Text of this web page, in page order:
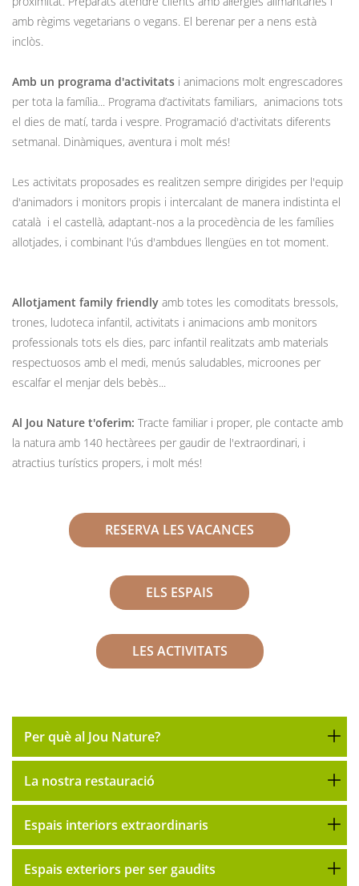
amb règims vegetarians o vegans. El berenar per a nens està
inclòs.
Amb un programa d'activitats i animacions molt engrescadores
per tota la família... Programa d’activitats familiars, animacions tots
el dies de matí, tarda i vespre. Programació d'activitats diferents
setmanal. Dinàmiques, aventura i molt més!
Les activitats proposades es realitzen sempre dirigides per l'equip
d'animadors i monitors propis i intercalant de manera indistinta el
català i el castellà, adaptant-nos a la procedència de les famílies
allotjades, i combinant l'ús d'ambdues llengües en tot moment.
Allotjament family friendly amb totes les comoditats bressols,
trones, ludoteca infantil, activitats i animacions amb monitors
professionals tots els dies, parc infantil realitzats amb materials
respectuosos amb el medi, menús saludables, microones per
escalfar el menjar dels bebès...
Al Jou Nature t'oferim: Tracte familiar i proper, ple contacte amb
la natura amb 140 hectàrees per gaudir de l'extraordinari, i
atractius turístics propers, i molt més!
RESERVA LES VACANCES
ELS ESPAIS
LES ACTIVITATS
Per què al Jou Nature?
La nostra restauració
Espais interiors extraordinaris
Espais exteriors per ser gaudits